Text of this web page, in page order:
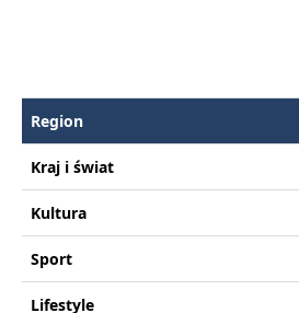
Region
Kraj i świat
Kultura
Sport
Lifestyle